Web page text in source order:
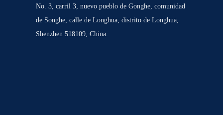
No. 3, carril 3, nuevo pueblo de Gonghe, comunidad
de Songhe, calle de Longhua, distrito de Longhua,
Shenzhen 518109, China.